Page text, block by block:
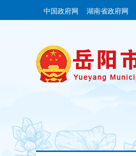
中国政府网 湖南省政府网